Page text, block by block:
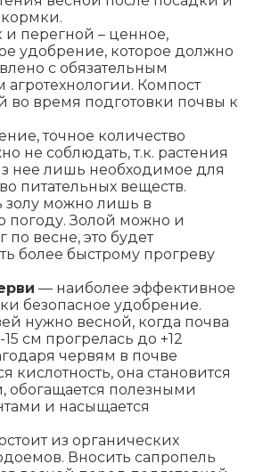
и перегной – ценное,
удобрение, которое должно
с обязательным
Компост
во время подготовки почвы к
точное количество
не соблюдать, т.к. растения
нее лишь необходимое для
питательных веществ.
золу можно лишь в
погоду. Золой можно и
по весне, это будет
более быстрому прогреву
— наиболее эффективное
безопасное удобрение.
нужно весной, когда почва
см прогрелась до +12
червям в почве
кислотность, она становится
обогащается полезными
и насыщается
из органических
Вносить сапропель